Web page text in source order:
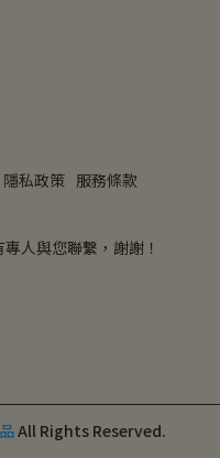
隱私政策 服務條款
人與您聯繫，謝謝！
All Rights Reserved.